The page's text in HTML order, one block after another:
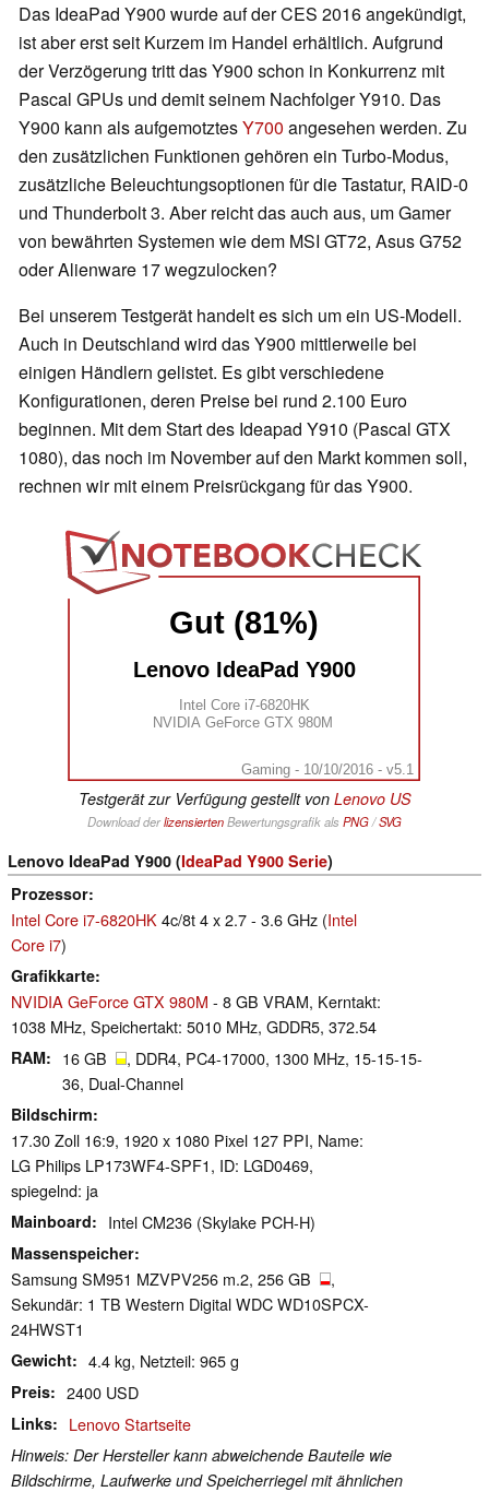
Das IdeaPad Y900 wurde auf der CES 2016 angekündigt,
ist aber erst seit Kurzem im Handel erhältlich. Aufgrund
der Verzögerung tritt das Y900 schon in Konkurrenz mit
Pascal GPUs und demit seinem Nachfolger Y910. Das
Y900 kann als aufgemotztesY700 angesehen werden. Zu
den zusätzlichen Funktionen gehören ein Turbo-Modus,
zusätzliche Beleuchtungsoptionen für die Tastatur, RAID-0
und Thunderbolt 3. Aber reicht das auch aus, um Gamer
von bewährten Systemen wie dem MSI GT72, Asus G752
oder Alienware 17 wegzulocken?
Bei unserem Testgerät handelt es sich um ein US-Modell.
Auch in Deutschland wird das Y900 mittlerweile bei
einigen Händlern gelistet. Es gibt verschiedene
Konfigurationen, deren Preise bei rund 2.100 Euro
beginnen. Mit dem Start des Ideapad Y910 (Pascal GTX
1080), das noch im November auf den Markt kommen soll,
rechnen wir mit einem Preisrückgang für das Y900.
Gut (81%)
Lenovo IdeaPad Y900
Intel Core i7-6820HK
NVIDIA GeForce GTX 980M
Gaming - 10/10/2016 - v5.1
Testgerät zur Verfügung gestellt von Lenovo US
Download derlizensiertenBewertungsgrafik als PNG/SVG
Lenovo IdeaPad Y900 (IdeaPad Y900 Serie)
Prozessor
Intel Core i7-6820HK 4c/8t 4 x 2.7 - 3.6 GHz (Intel
Core i7)
Grafikkarte
NVIDIA GeForce GTX 980M - 8 GB VRAM, Kerntakt:
1038 MHz, Speichertakt: 5010 MHz, GDDR5, 372.54
RAM 16 GB
, DDR4, PC4-17000, 1300 MHz, 15-15-15-
36, Dual-Channel
Bildschirm
17.30 Zoll 16:9, 1920 x 1080 Pixel 127 PPI, Name:
LG Philips LP173WF4-SPF1, ID: LGD0469,
spiegelnd: ja
Mainboard Intel CM236 (Skylake PCH-H)
Massenspeicher
Samsung SM951 MZVPV256 m.2, 256 GB
,
Sekundär: 1 TB Western Digital WDC WD10SPCX-
24HWST1
Gewicht 4.4 kg, Netzteil: 965 g
Preis 2400 USD
Links Lenovo Startseite
Hinweis: Der Hersteller kann abweichende Bauteile wie
Bildschirme, Laufwerke und Speicherriegel mit ähnlichen